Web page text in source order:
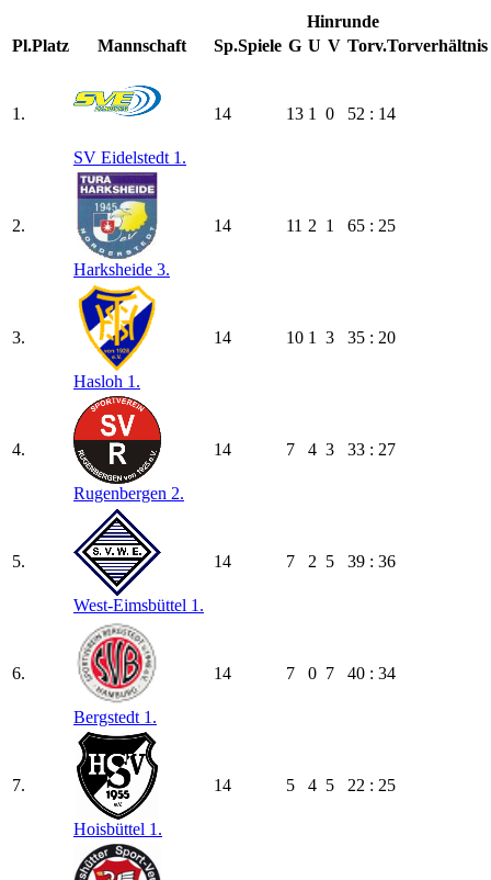
Hinrunde
Pl.Platz Mannschaft Sp.Spiele G U V Torv.Torverhältnis
1.
SV Eidelstedt 1.
14 13 1 0 52 : 14
2.
Harksheide 3.
14 11 2 1 65 : 25
3.
Hasloh 1.
14 10 1 3 35 : 20
4.
Rugenbergen 2.
14 7 4 3 33 : 27
5.
West-Eimsbüttel 1.
14 7 2 5 39 : 36
6.
Bergstedt 1.
14 7 0 7 40 : 34
7.
Hoisbüttel 1.
14 5 4 5 22 : 25